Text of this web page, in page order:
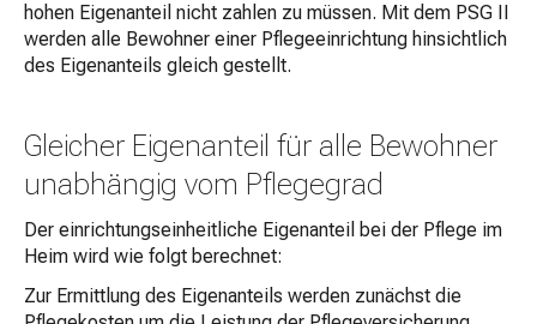
hohen Eigenanteil nicht zahlen zu müssen. Mit dem PSG II
werden alle Bewohner einer Pflegeeinrichtung hinsichtlich
des Eigenanteils gleich gestellt.
Gleicher Eigenanteil für alle Bewohner
unabhängig vom Pflegegrad
Der einrichtungseinheitliche Eigenanteil bei der Pflege im
Heim wird wie folgt berechnet:
Zur Ermittlung des Eigenanteils werden zunächst die